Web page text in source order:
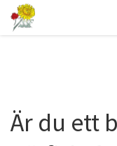
Är du ett